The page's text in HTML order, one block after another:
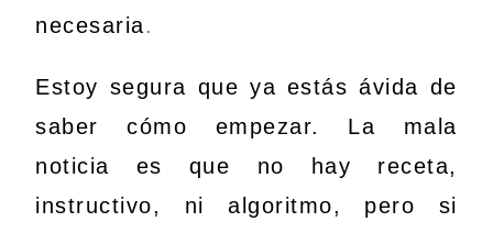
necesaria.
Estoy segura que ya estás ávida de
saber cómo empezar. La mala
noticia es que no hay receta,
instructivo, ni algoritmo, pero si